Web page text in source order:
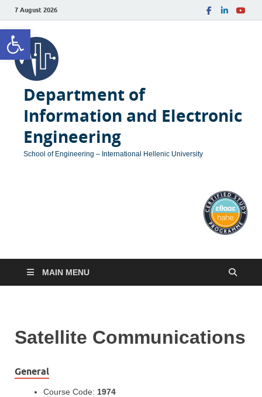
Open toolbar
7 August 2026
Department of
Information and Electronic
Engineering
School of Engineering – International Hellenic University
MAIN MENU
Satellite Communications
General
Course Code: 1974